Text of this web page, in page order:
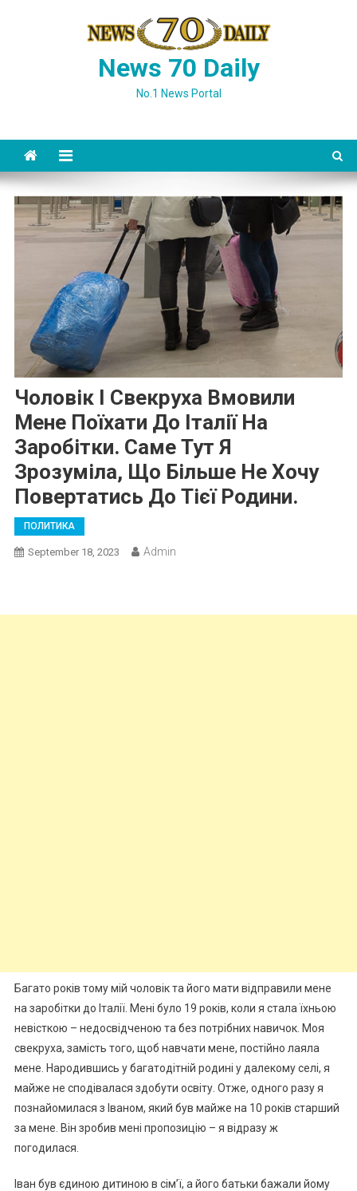
News 70 Daily
No.1 News Portal
Чоловік І Свекруха Вмовили
Мене Поїхати До Італії На
Заробітки. Саме Тут Я
Зрозуміла, Що Більше Не Хочу
Повертатись До Тієї Родини.
ПОЛИТИКА
September 18, 2023 Admin
Багато років тому мій чоловік та його мати відправили мене
на заробітки до Італії. Мені було 19 років, коли я стала їхньою
невісткою – недосвідченою та без потрібних навичок. Моя
свекруха, замість того, щоб навчати мене, постійно лаяла
мене. Народившись у багатодітній родині у далекому селі, я
майже не сподівалася здобути освіту. Отже, одного разу я
познайомилася з Іваном, який був майже на 10 років старший
за мене. Він зробив мені пропозицію – я відразу ж
погодилася.
Іван був єдиною дитиною в сім’ї, а його батьки бажали йому